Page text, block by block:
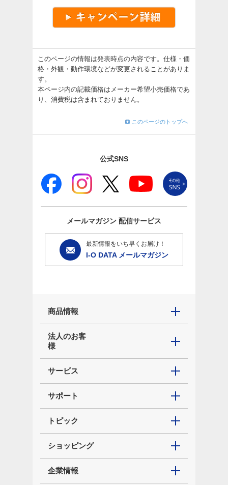
このページの情報は発表時点の内容です。仕様・価
格・外観・動作環境などが変更されることがありま
す。
本ページ内の記載価格はメーカー希望小売価格であ
り、消費税は含まれておりません。
このページのトップへ
公式SNS
メールマガジン 配信サービス
最新情報をいち早くお届け！
I-O DATA メールマガジン
商品情報
法人のお客
様
サービス
サポート
トピック
ショッピング
企業情報